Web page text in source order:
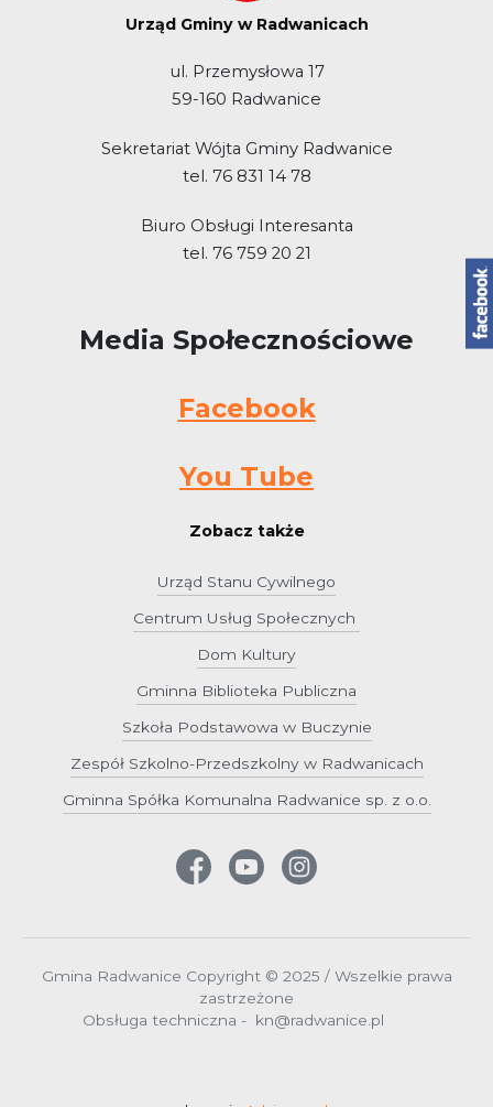
Urząd Gminy w Radwanicach
ul. Przemysłowa 17
59-160 Radwanice
Sekretariat Wójta Gminy Radwanice
tel. 76 831 14 78
Biuro Obsługi Interesanta
tel. 76 759 20 21
Media Społecznościowe
Facebook
You Tube
Zobacz także
Urząd Stanu Cywilnego
Centrum Usług Społecznych
Dom Kultury
Gminna Biblioteka Publiczna
Szkoła Podstawowa w Buczynie
Zespół Szkolno-Przedszkolny w Radwanicach
Gminna Spółka Komunalna Radwanice sp. z o.o.
Gmina Radwanice Copyright © 2025 / Wszelkie prawa
zastrzeżone
Obsługa techniczna - kn@radwanice.pl